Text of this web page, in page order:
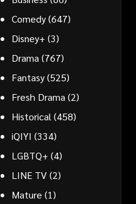
Comedy(647)
Disney+ (3)
Drama (767)
Fantasy(525)
Fresh Drama (2)
Historical (458)
iQIYI (334)
LGBTQ+ (4)
LINE TV(2)
Mature (1)